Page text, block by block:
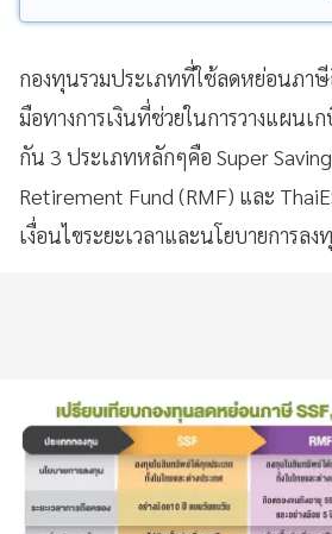
กองทุนรวมประเภทที่ใช้ลดหย่อนภา
มือทางการเงินที่ช่วยในการวางแผนเ
กัน 3 ประเภทหลักๆคือ Super
Retirement Fund (RMF) และ
เงื่อนไขระยะเวลาและนโยบายการล